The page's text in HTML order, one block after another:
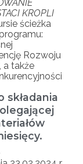
KROPLI
ścieżka
Rozwoju
a także
składania